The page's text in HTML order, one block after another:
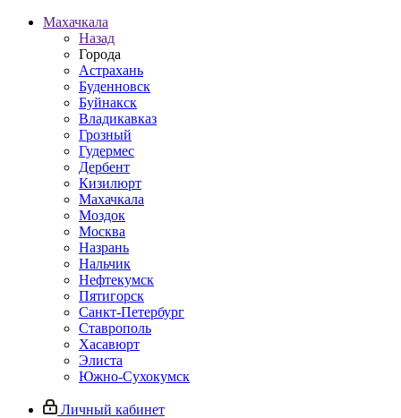
Махачкала
Назад
Города
Астрахань
Буденновск
Буйнакск
Владикавказ
Грозный
Гудермес
Дербент
Кизилюрт
Махачкала
Моздок
Москва
Назрань
Нальчик
Нефтекумск
Пятигорск
Санкт-Петербург
Ставрополь
Хасавюрт
Элиста
Южно-Сухокумск
Личный кабинет